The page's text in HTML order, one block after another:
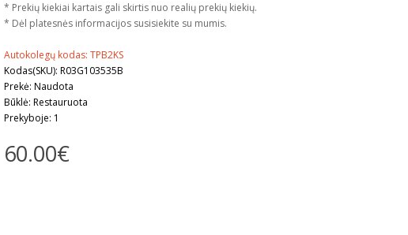
* Prekių kiekiai kartais gali skirtis nuo realių prekių kiekių.
* Dėl platesnės informacijos susisiekite su mumis.
Autokolegų kodas: TPB2KS
Kodas(SKU): R03G103535B
Prekė: Naudota
Būklė: Restauruota
Prekyboje: 1
60.00€